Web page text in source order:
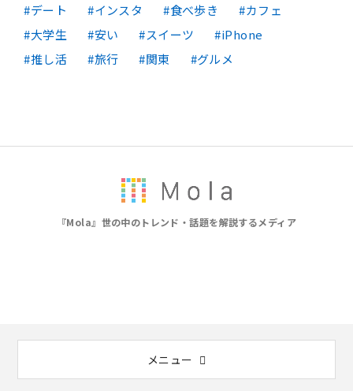
デート
インスタ 食べ歩き
カフェ
大学生
安い スイーツ
iPhone
推し活
旅行 関東 グルメ
『Mola』世の中のトレンド・話題を解説するメディア
メニュー